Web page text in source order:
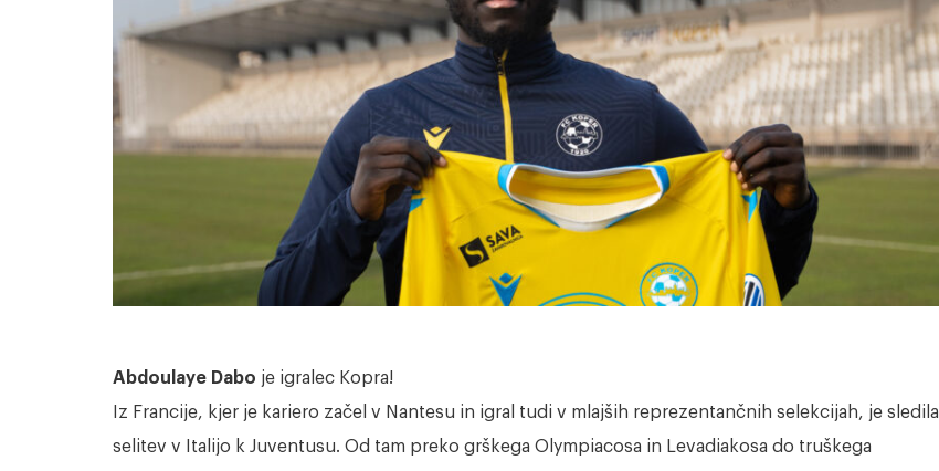
Abdoulaye Dabo je igralec Kopra!
Iz Francije, kjer je kariero začel v Nantesu in igral tudi v mlajših reprezentančnih selekcijah, je sledila
selitev v Italijo k Juventusu. Od tam preko grškega Olympiacosa in Levadiakosa do truškega